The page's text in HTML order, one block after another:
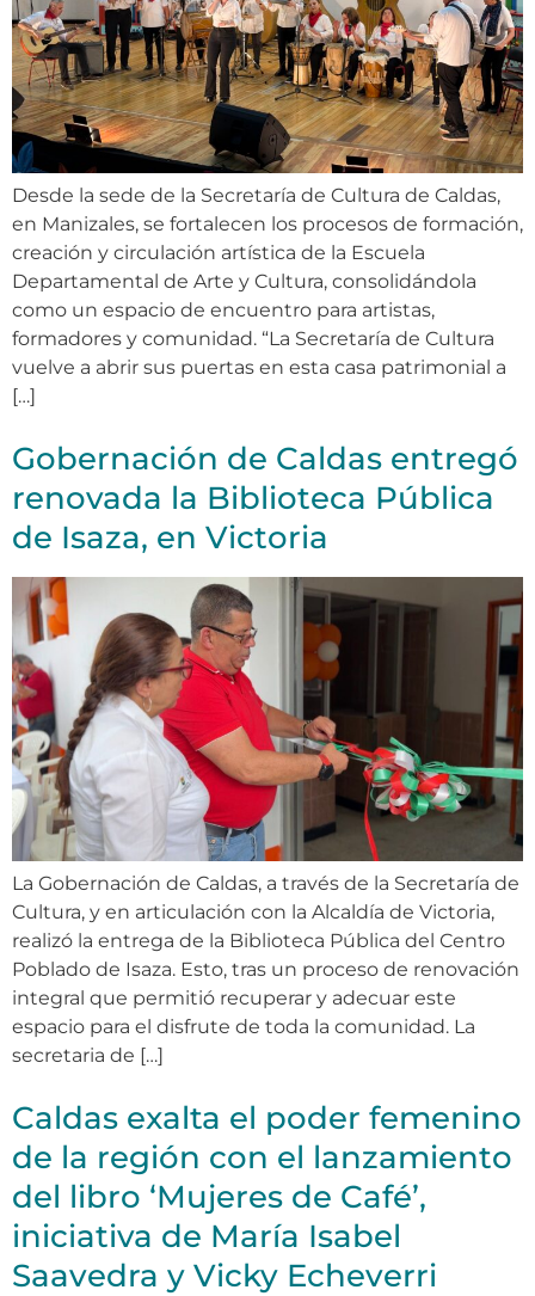
Desde la sede de la Secretaría de Cultura de Caldas,
en Manizales, se fortalecen los procesos de formación,
creación y circulación artística de la Escuela
Departamental de Arte y Cultura, consolidándola
como un espacio de encuentro para artistas,
formadores y comunidad. “La Secretaría de Cultura
vuelve a abrir sus puertas en esta casa patrimonial a
[…]
Gobernación de Caldas entregó
renovada la Biblioteca Pública
de Isaza, en Victoria
La Gobernación de Caldas, a través de la Secretaría de
Cultura, y en articulación con la Alcaldía de Victoria,
realizó la entrega de la Biblioteca Pública del Centro
Poblado de Isaza. Esto, tras un proceso de renovación
integral que permitió recuperar y adecuar este
espacio para el disfrute de toda la comunidad. La
secretaria de […]
Caldas exalta el poder femenino
de la región con el lanzamiento
del libro ‘Mujeres de Café’,
iniciativa de María Isabel
Saavedra y Vicky Echeverri